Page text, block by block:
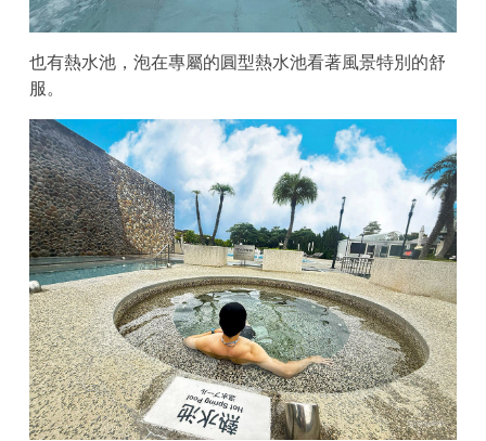
也有熱水池，泡在專屬的圓型熱水池看著風景特別的舒
服。